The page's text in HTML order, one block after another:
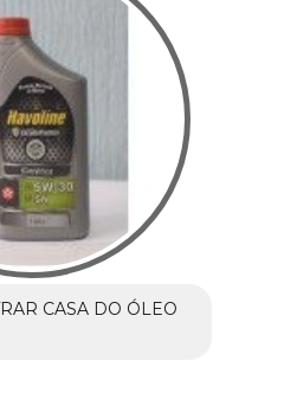
CASA DO ÓLEO